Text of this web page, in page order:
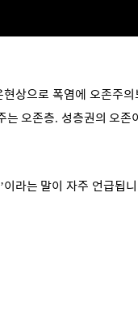
현상으로 폭염에 오존주
는 오존층. 성층권의 오존
’이라는 말이 자주 언급됩